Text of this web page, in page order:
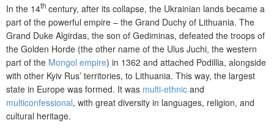
In the 14th century, after its collapse, the Ukrainian lands became a
part of the powerful empire – the Grand Duchy of Lithuania. The
Grand Duke Algirdas, the son of Gediminas, defeated the troops of
the Golden Horde (the other name of the Ulus Juchi, the western
part of the Mongol empire) in 1362 and attached Podillia, alongside
with other Kyiv Rus’ territories, to Lithuania. This way, the largest
state in Europe was formed. It was multi-ethnic and
multiconfessional, with great diversity in languages, religion, and
cultural heritage.